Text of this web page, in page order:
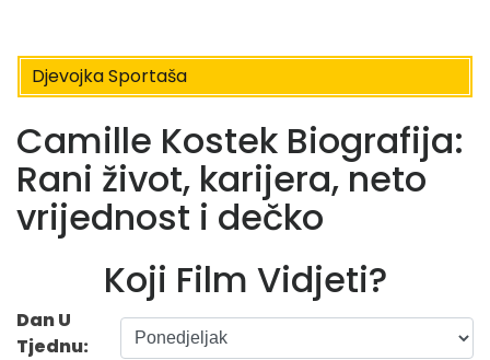
Djevojka Sportaša
Camille Kostek Biografija:
Rani život, karijera, neto
vrijednost i dečko
Koji Film Vidjeti?
Dan U
Tjednu: